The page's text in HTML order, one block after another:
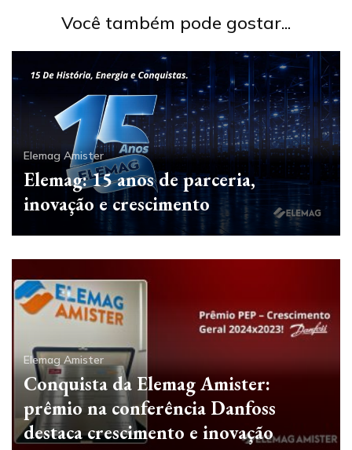
Você também pode gostar...
Elemag Amister
Elemag: 15 anos de parceria,
inovação e crescimento
Elemag Amister
Conquista da Elemag Amister:
prêmio na conferência Danfoss
destaca crescimento e inovação